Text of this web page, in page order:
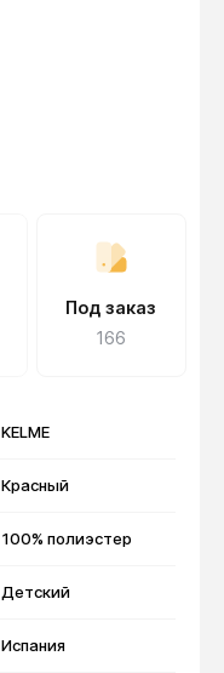
Под заказ
166
KELME
Красный
100% полиэстер
Детский
Испания